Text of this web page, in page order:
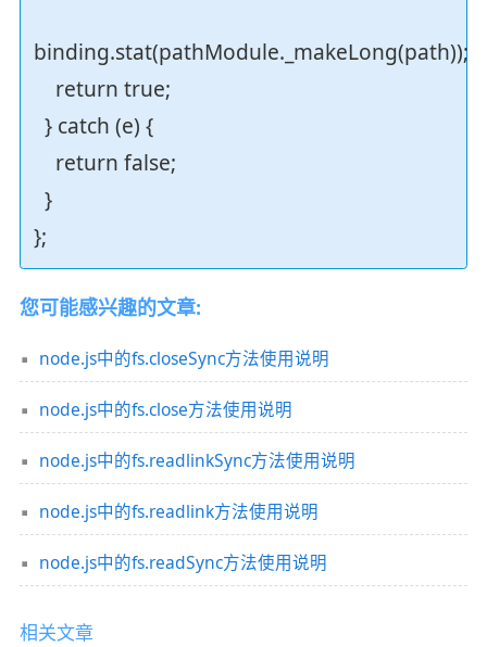
binding.stat(pathModule._makeLong(path));
return true;
} catch (e) {
return false;
}
};
您可能感兴趣的文章:
node.js中的fs.closeSync方法使用说明
node.js中的fs.close方法使用说明
node.js中的fs.readlinkSync方法使用说明
node.js中的fs.readlink方法使用说明
node.js中的fs.readSync方法使用说明
相关文章